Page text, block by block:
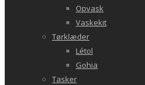
Opvask
Vaskekit
Tørklæder
Létol
Gohia
Tasker